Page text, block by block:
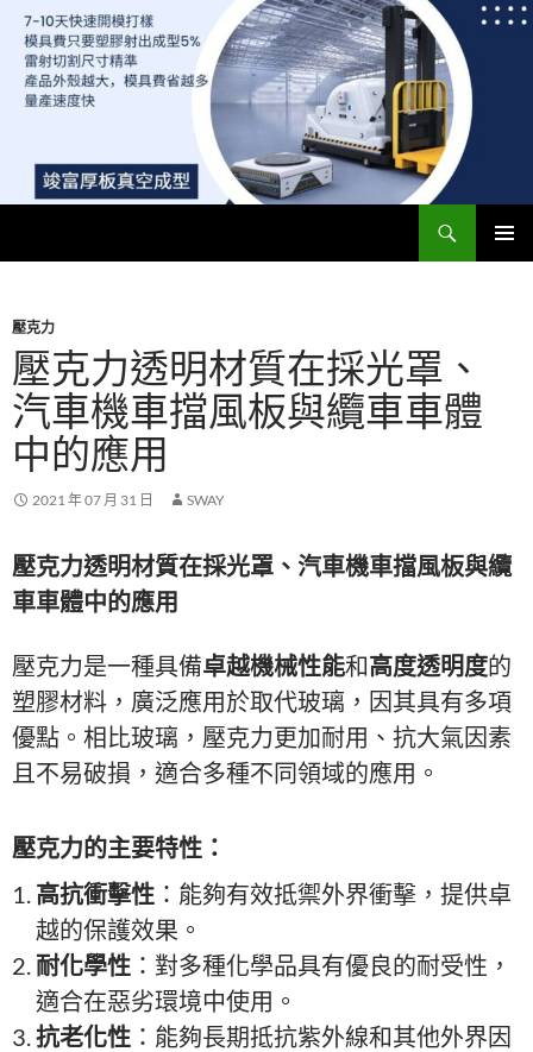
竣富厚板真空成型廠 – 最便宜模具費，5-7天快速開模 | 專業真空成型板材與ABS、PC真空成型
要
內
容
壓克力
壓克力透明材質在採光罩、
汽車機車擋風板與纜車車體
中的應用
2021 年 07 月 31 日 SWAY
壓克力透明材質在採光罩、汽車機車擋風板與纜
車車體中的應用
壓克力是一種具備卓越機械性能和高度透明度的
塑膠材料，廣泛應用於取代玻璃，因其具有多項
優點。相比玻璃，壓克力更加耐用、抗大氣因素
且不易破損，適合多種不同領域的應用。
壓克力的主要特性：
高抗衝擊性 ：能夠有效抵禦外界衝擊，提供卓
越的保護效果。
耐化學性 ：對多種化學品具有優良的耐受性，
適合在惡劣環境中使用。
抗老化性 ：能夠長期抵抗紫外線和其他外界因